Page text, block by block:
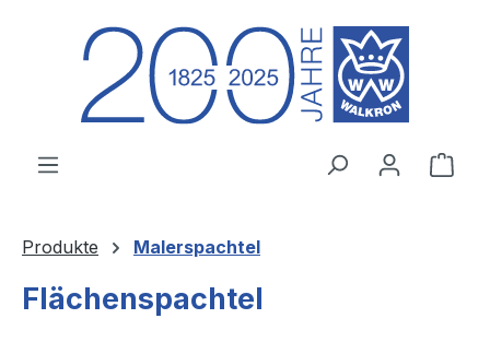
Zum Hauptinhalt springen
Produkte Malerspachtel
Flächenspachtel